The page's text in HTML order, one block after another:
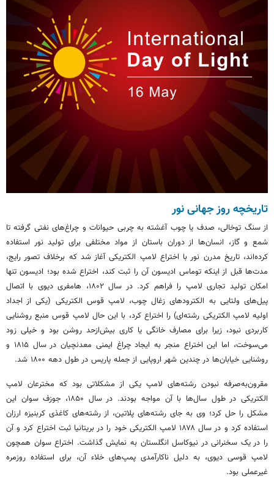
تاریخچه روز جهانی نور
از سنگ توخالی، صدف یا چوب آغشته به چربی حیوانات و چراغ‌های نفتی گرفته تا
شمع و گاز، انسان‌ها از دوران باستان از مواد مختلفی برای تولید نور استفاده
کرده‌اند، تاریخ مدرن نور با اختراع لامپ الکتریکی آغاز شد که برخلاف تصور رایج،
مدت‌ها قبل از اینکه توماس ادیسون آن را ثبت کند، اختراع شده بود؛ ادیسون تنها
امکان تولید تجاری لامپ را فراهم کرد. در سال ۱۸۰۲،
هامفری دیوی با اتصال
پیل‌های ولتایی به الکترودهای زغال چوب، لامپ قوس الکتریکی (یکی از اجداد
اولیه لامپ الکتریکی رشته‌ای) را اختراع کرد، با این حال لامپ قوس منبع روشنایی
کاربردی نبود، زیرا برای مصارف خانگی یا کاری بیش‌ازحد روشن بود و خیلی زود
می‌سوخت، اما این اختراع منجر به ایجاد چراغ ایمنی معدنچیان در سال ۱۸۱۵ و
روشنایی خیابان‌ها در چندین شهر اروپایی از جمله پاریس در طول دهه ۱۸۰۰ شد.
مقرون‌به‌صرفه نبودن رشته‌های لامپ یکی از مشکلاتی بود که مخترعان لامپ
الکتریکی در طول سال‌ها با آن مواجه بودند. در سال ۱۸۵۰، جوزف
سوان این
مشکل را حل کرد؛ وی به جای رشته‌های پلاتین، از رشته‌های کاغذی کربنیزه ارزان
استفاده کرد و در سال ۱۸۷۸ لامپ الکتریکی خود را در بریتانیا ثبت اختراع کرد و آن
را در یک سخنرانی در نیوکاسل انگلستان به نمایش گذاشت. اختراعسوان همچون
لامپ قوسی دیوی، به دلیل ناکارآمدی پمپ‌های خلاء آن، برای استفاده روزمره
غیرعملی بود.